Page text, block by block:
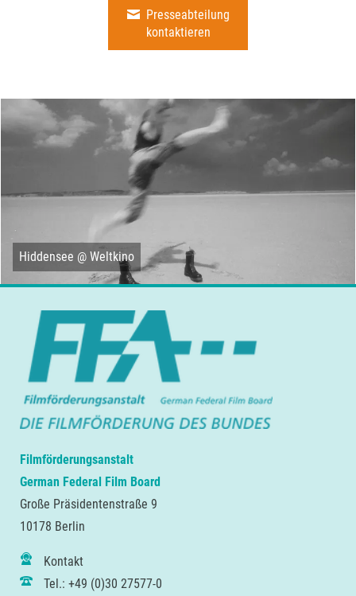
Presseabteilung
kontaktieren
Hiddensee @ Weltkino
Filmförderungsanstalt
German Federal Film Board
Große Präsidentenstraße 9
10178 Berlin
Kontakt
Tel.: +49 (0)30 27577-0